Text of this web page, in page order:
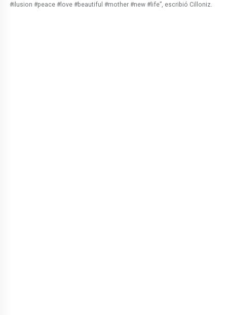
#ilusion #peace #love #beautiful #mother #new #life”, escribió Cilloniz.